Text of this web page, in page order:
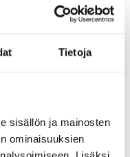
Tietoja
sisällön ja mainosten
ominaisuuksien
perhejudossa
liikunnan tukeminen,
tai muu
harjoittelevat yhdessä